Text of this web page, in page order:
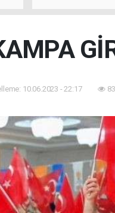
10.06.2023 - 22:17